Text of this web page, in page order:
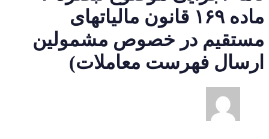
ماده ۱۶۹ قانون مالیاتهای
مستقیم در خصوص مشمولین
ارسال فهرست معاملات)